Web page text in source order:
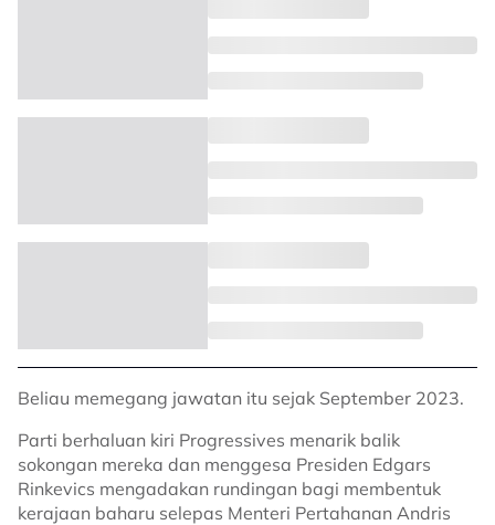
Beliau memegang jawatan itu sejak September 2023.
Parti berhaluan kiri Progressives menarik balik
sokongan mereka dan menggesa Presiden Edgars
Rinkevics mengadakan rundingan bagi membentuk
kerajaan baharu selepas Menteri Pertahanan Andris